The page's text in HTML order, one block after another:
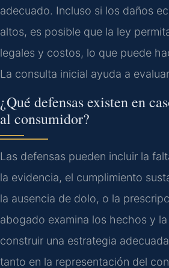
adecuado. Incluso si los daños
altos, es posible que la ley
legales y costos, lo que puede
La consulta inicial ayuda a
¿Qué defensas existen en
al consumidor?
Las defensas pueden incluir la
la evidencia, el cumplimiento
la ausencia de dolo, o la
abogado examina los hechos y
construir una estrategia
tanto en la representación del